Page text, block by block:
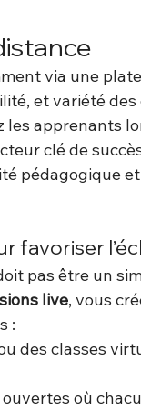
via une
et variété
les apprenants
clé de
pédagogique
favoriser
pas être un
live, vous
:
des classes
où